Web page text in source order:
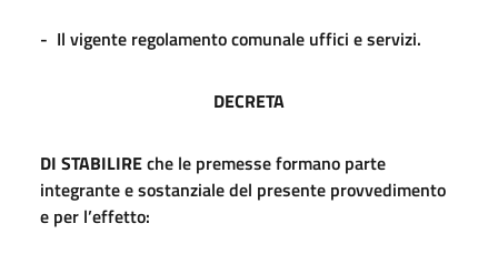
- Il vigente regolamento comunale uffici e servizi.
DECRETA
DI STABILIREche le premesse formano parte
integrante e sostanziale del presente provvedimento
e per l’effetto: